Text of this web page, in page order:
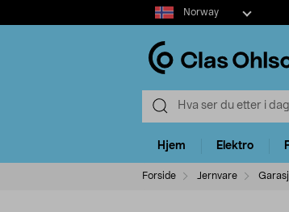
Select
market
Norway
Hjem Elektro
Forside Jernvare